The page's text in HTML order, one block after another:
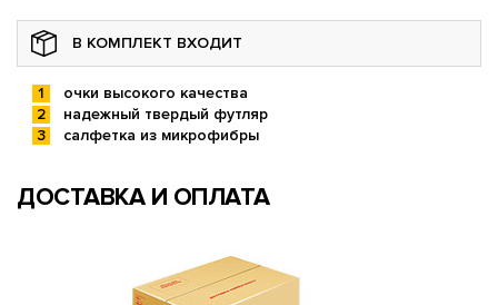
В КОМПЛЕКТ ВХОДИТ
очки высокого качества
надежный твердый футляр
салфетка из микрофибры
ДОСТАВКА И ОПЛАТА